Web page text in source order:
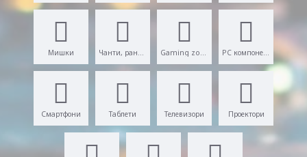
Мишки Чанти, раници Gaming zone PC компоненти
Смартфони Таблети Телевизори Проектори